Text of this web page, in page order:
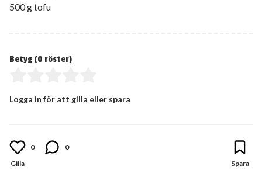
500 g tofu
Betyg (0 röster)
Logga in för att gilla eller spara
0 0